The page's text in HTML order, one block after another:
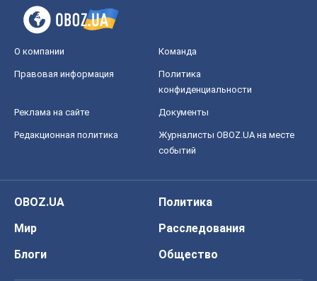
О компании Команда
Правовая информация
Политика
конфиденциальности
Реклама на сайте Документы
Редакционная политика
Журналисты OBOZ.UA на месте
событий
OBOZ.UA
Политика
Мир
Расследования
Блоги
Общество